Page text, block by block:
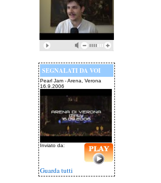
SEGNALATI DA VOI
Pearl Jam - Arena, Verona
16.9.2006
Inviato da:
Guarda tutti